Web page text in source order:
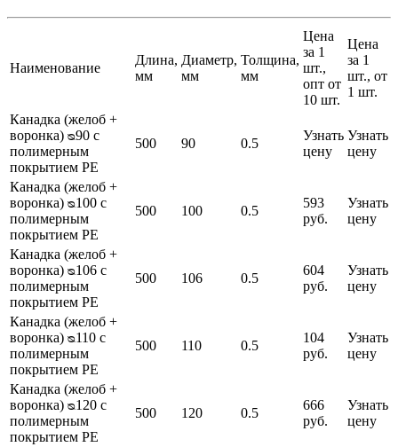
Наименование
Длина,
мм
Диаметр,
мм
Толщина,
мм
Цена
за 1
шт.,
опт от
10 шт.
Цена
за 1
шт., от
1 шт.
Канадка (желоб +
воронка) ᴓ90 с
полимерным
покрытием PE
500 90 0.5
Узнать
цену
Узнать
цену
Канадка (желоб +
воронка) ᴓ100 с
полимерным
покрытием PE
500 100 0.5
593
руб.
Узнать
цену
Канадка (желоб +
воронка) ᴓ106 с
полимерным
покрытием PE
500 106 0.5
604
руб.
Узнать
цену
Канадка (желоб +
воронка) ᴓ110 с
полимерным
покрытием PE
500 110 0.5
104
руб.
Узнать
цену
Канадка (желоб +
воронка) ᴓ120 с
полимерным
покрытием PE
500 120 0.5
666
руб.
Узнать
цену